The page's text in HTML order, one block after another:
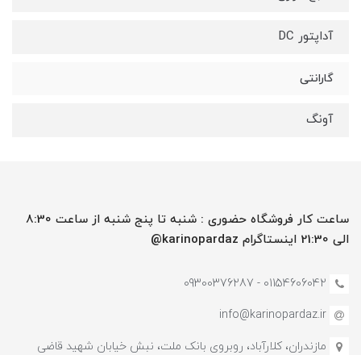
آداپتور DC
گارانتی
آونگ
ساعت کار فروشگاه حضوری : شنبه تا پنج شنبه از ساعت 8:30
الی 21:30 اینستاگرام karinopardaz@
01154606042 - 09300376287
info@karinopardaz.ir
مازندران، کلارآباد، روبروی بانک ملت، نبش خیابان شهید قاضی